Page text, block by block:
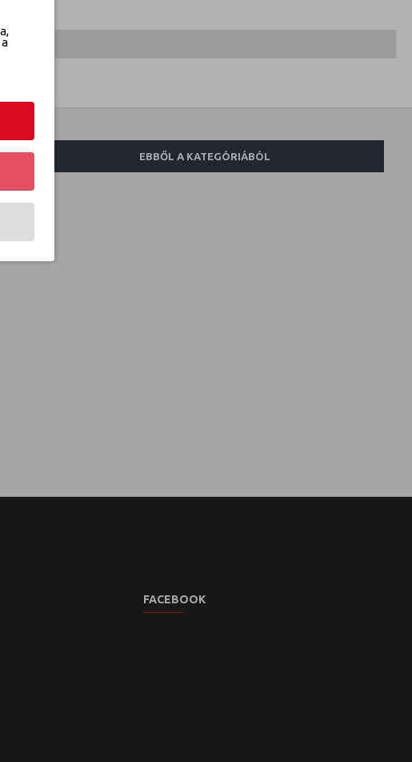
EBBŐL A KATEGÓRIÁBÓL
FACEBOOK